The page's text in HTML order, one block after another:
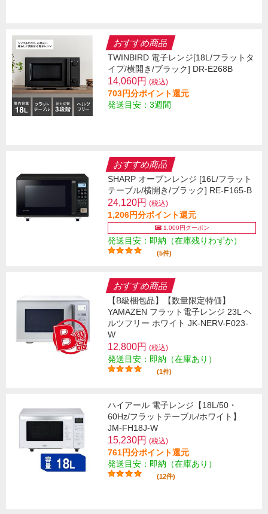
おすすめ商品
TWINBIRD 電子レンジ[18L/フラットタ
イプ/横開き/ブラック] DR-E268B
14,060円 (税込)
703円分ポイント還元
発送目安：3週間
おすすめ商品
SHARP オーブンレンジ [16L/フラット
テーブル/横開き/ブラック] RE-F165-B
24,120円 (税込)
1,206円分ポイント還元
1,000円クーポン
発送目安：即納（在庫残りわずか）
(5件)
おすすめ商品
【B級梱包品】【数量限定特価】
YAMAZEN フラット電子レンジ 23L ヘ
ルツフリー ホワイト JK-NERV-F023-
W
12,800円 (税込)
発送目安：即納（在庫あり）
(1件)
ハイアール 電子レンジ【18L/50・
60Hz/フラットテーブル/ホワイト】
JM-FH18J-W
15,230円 (税込)
761円分ポイント還元
発送目安：即納（在庫あり）
(12件)